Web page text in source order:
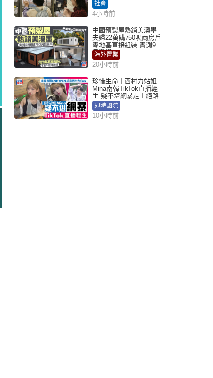
社會
4小時前
中國預製屋熱銷美澳墨
夫婦22萬購750呎兩房戶
零地基直接組裝 實測9個
月激讚
海外置業
20小時前
珍惜生命︱西村力站姐
Mina南韓TikTok直播輕
生 疑不堪網暴走上絕路
即時國際
10小時前